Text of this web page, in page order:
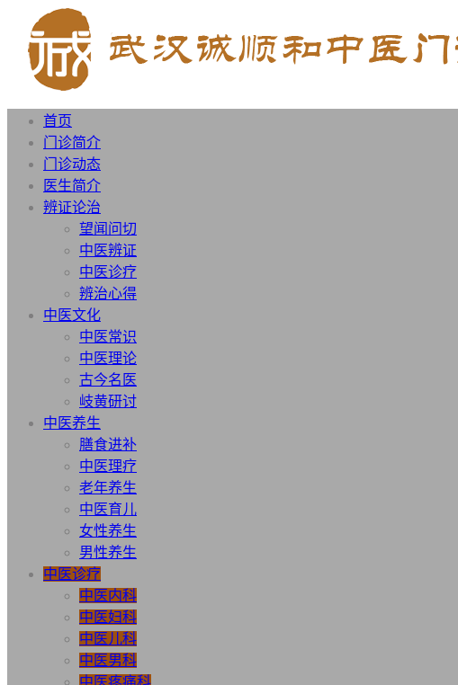
首页
门诊简介
门诊动态
医生简介
辨证论治
望闻问切
中医辨证
中医诊疗
辨治心得
中医文化
中医常识
中医理论
古今名医
岐黄研讨
中医养生
膳食进补
中医理疗
老年养生
中医育儿
女性养生
男性养生
中医诊疗
中医内科
中医妇科
中医儿科
中医男科
中医疼痛科